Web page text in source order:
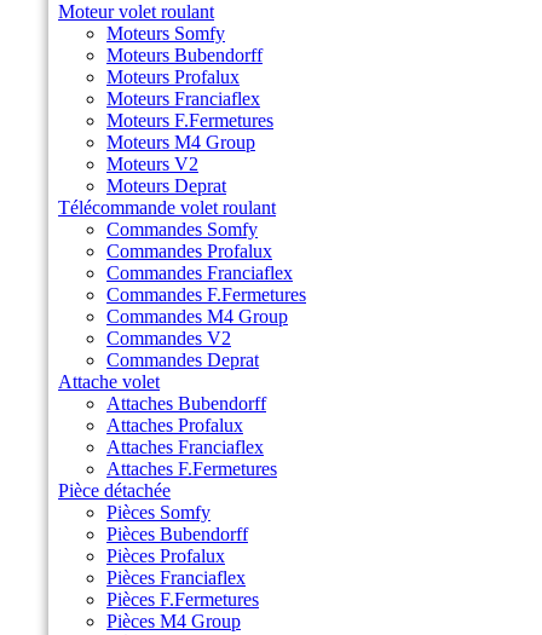
Moteur volet roulant
Moteurs Somfy
Moteurs Bubendorff
Moteurs Profalux
Moteurs Franciaflex
Moteurs F.Fermetures
Moteurs M4 Group
Moteurs V2
Moteurs Deprat
Télécommande volet roulant
Commandes Somfy
Commandes Profalux
Commandes Franciaflex
Commandes F.Fermetures
Commandes M4 Group
Commandes V2
Commandes Deprat
Attache volet
Attaches Bubendorff
Attaches Profalux
Attaches Franciaflex
Attaches F.Fermetures
Pièce détachée
Pièces Somfy
Pièces Bubendorff
Pièces Profalux
Pièces Franciaflex
Pièces F.Fermetures
Pièces M4 Group